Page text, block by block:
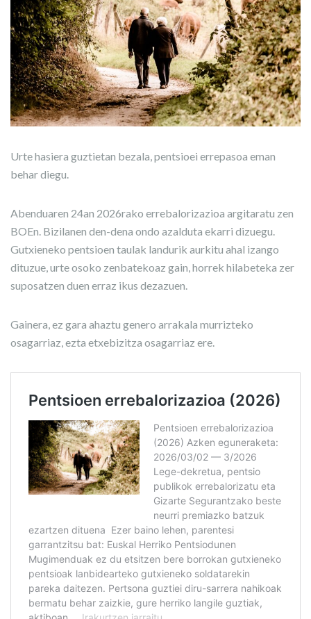
Urte hasiera guztietan bezala, pentsioei errepasoa eman
behar diegu.
Abenduaren 24an 2026rako errebalorizazioa argitaratu zen
BOEn. Bizilanen den-dena ondo azalduta ekarri dizuegu.
Gutxieneko pentsioen taulak landurik aurkitu ahal izango
dituzue, urte osoko zenbatekoaz gain, horrek hilabeteka zer
suposatzen duen erraz ikus dezazuen.
Gainera, ez gara ahaztu genero arrakala murrizteko
osagarriaz, ezta etxebizitza osagarriaz ere.